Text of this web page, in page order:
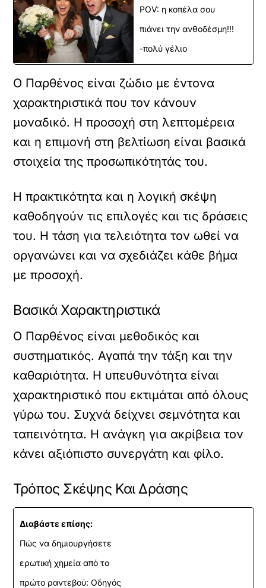
POV: η κοπέλα σου
πιάνει την ανθοδέσμη!!!
-πολύ γέλιο
Ο Παρθένος είναι ζώδιο με έντονα
χαρακτηριστικά που τον κάνουν
μοναδικό. Η προσοχή στη λεπτομέρεια
και η επιμονή στη βελτίωση είναι βασικά
στοιχεία της προσωπικότητάς του.
Η πρακτικότητα και η λογική σκέψη
καθοδηγούν τις επιλογές και τις δράσεις
του. Η τάση για τελειότητα τον ωθεί να
οργανώνει και να σχεδιάζει κάθε βήμα
με προσοχή.
Βασικά Χαρακτηριστικά
Ο Παρθένος είναι μεθοδικός και
συστηματικός. Αγαπά την τάξη και την
καθαριότητα. Η υπευθυνότητα είναι
χαρακτηριστικό που εκτιμάται από όλους
γύρω του. Συχνά δείχνει σεμνότητα και
ταπεινότητα. Η ανάγκη για ακρίβεια τον
κάνει αξιόπιστο συνεργάτη και φίλο.
Τρόπος Σκέψης Και Δράσης
Διαβάστε επίσης:
Πώς να δημιουργήσετε
ερωτική χημεία από το
πρώτο ραντεβού: Οδηγός